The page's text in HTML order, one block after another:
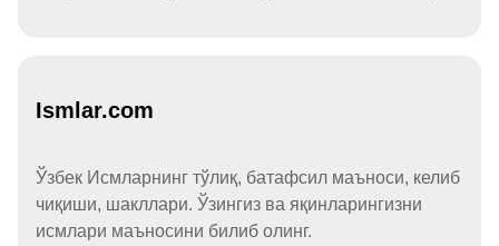
Ismlar.com
Ўзбек Исмларнинг тўлиқ, батафсил маъноси, келиб
чиқиши, шакллари. Ўзингиз ва яқинларингизни
исмлари маъносини билиб олинг.